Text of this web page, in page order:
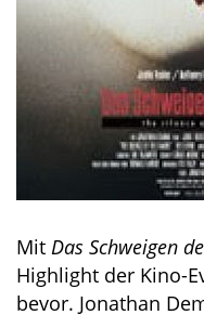
Mit Das Schweigen
Highlight der Kino-
bevor. Jonathan